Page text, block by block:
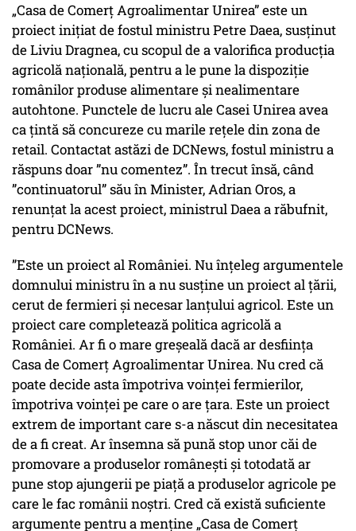
„Casa de Comerț Agroalimentar Unirea” este un
proiect inițiat de fostul ministru Petre Daea, susținut
de Liviu Dragnea, cu scopul de a valorifica producţia
agricolă naţională, pentru a le pune la dispoziție
românilor produse alimentare și nealimentare
autohtone. Punctele de lucru ale Casei Unirea avea
ca țintă să concureze cu marile rețele din zona de
retail. Contactat astăzi de DCNews, fostul ministru a
răspuns doar ”nu comentez”. În trecut însă, când
”continuatorul” său în Minister, Adrian Oros, a
renunțat la acest proiect, ministrul Daea a răbufnit,
pentru DCNews.
”Este un proiect al României. Nu înțeleg argumentele
domnului ministru în a nu susține un proiect al țării,
cerut de fermieri și necesar lanțului agricol. Este un
proiect care completează politica agricolă a
României. Ar fi o mare greșeală dacă ar desființa
Casa de Comerț Agroalimentar Unirea. Nu cred că
poate decide asta împotriva voinței fermierilor,
împotriva voinței pe care o are țara. Este un proiect
extrem de important care s-a născut din necesitatea
de a fi creat. Ar însemna să pună stop unor căi de
promovare a produselor românești și totodată ar
pune stop ajungerii pe piață a produselor agricole pe
care le fac românii noștri. Cred că există suficiente
argumente pentru a menține „Casa de Comerț